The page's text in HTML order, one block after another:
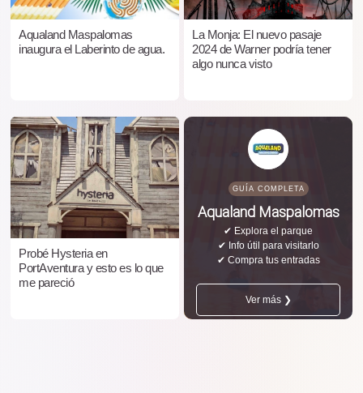
Aqualand Maspalomas
inaugura el Laberinto de agua.
La Monja: El nuevo pasaje
2024 de Warner podría tener
algo nunca visto
Probé Hysteria en
PortAventura y esto es lo que
me pareció
GUÍA COMPLETA
Aqualand Maspalomas
✔ Explora el parque
✔ Info útil para visitarlo
✔ Compra tus entradas
Ver más ❯